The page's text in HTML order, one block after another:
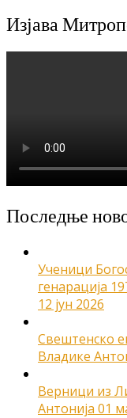
Изјава
Последње
Ученици
генарација
12 јун 2026
Свештенско
Владике
Верници из
Антонија 01